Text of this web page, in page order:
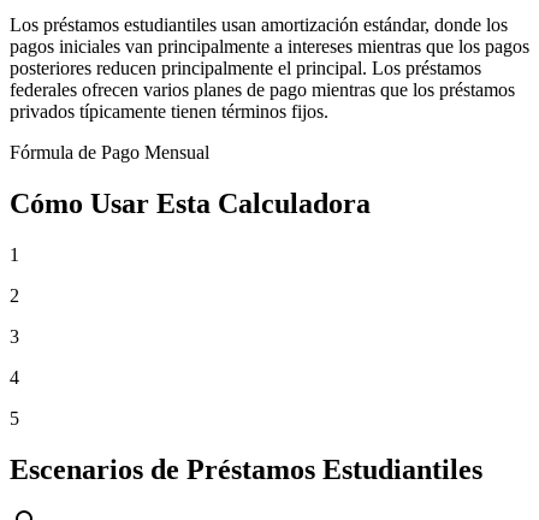
Los préstamos estudiantiles usan amortización estándar, donde los
pagos iniciales van principalmente a intereses mientras que los pagos
posteriores reducen principalmente el principal. Los préstamos
federales ofrecen varios planes de pago mientras que los préstamos
privados típicamente tienen términos fijos.
Fórmula de Pago Mensual
Cómo Usar Esta Calculadora
1
2
3
4
5
Escenarios de Préstamos Estudiantiles